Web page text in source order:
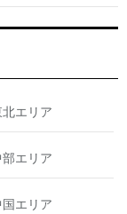
エリア
エリア
エリア